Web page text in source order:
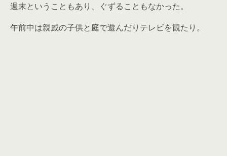
週末ということもあり、ぐずることもなかった。
午前中は親戚の子供と庭で遊んだりテレビを観たり。